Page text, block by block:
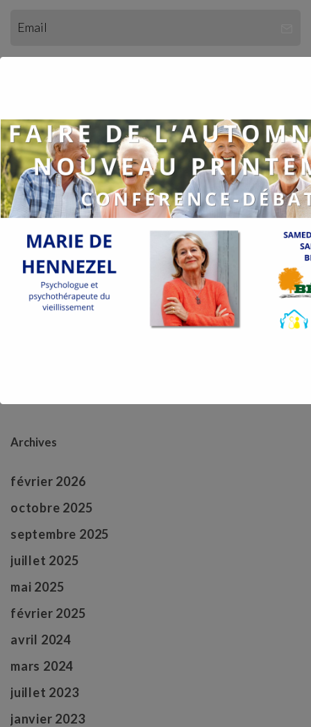
Avancer en âge, penser son habitat
Littérature et musique au Tiers-vieux®
1ère étape franchie !
Le Tiers-vieux déstocke et le projet se montre
Une soirée conte au Tiers-vieux ®
Archives
février 2026
octobre 2025
septembre 2025
juillet 2025
mai 2025
février 2025
avril 2024
mars 2024
juillet 2023
janvier 2023